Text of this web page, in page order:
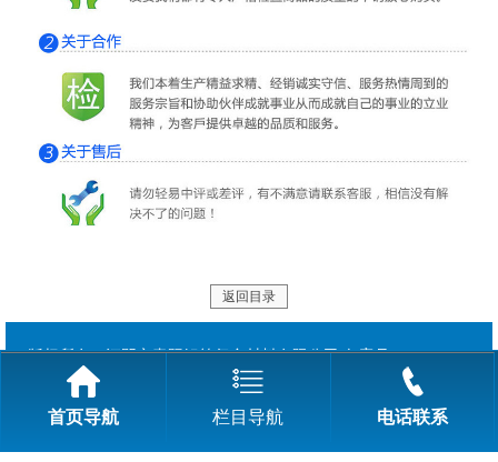
返回目录
版权所有：江阴市青阳铝箔复合材料有限公司 备案号：
首页导航 栏目导航 电话联系